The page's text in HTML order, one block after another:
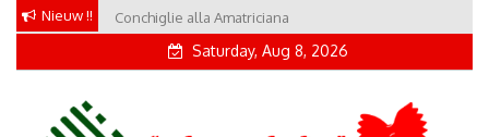
Skip
content
Nieuw !! Conchiglie alla Amatriciana
Tortellini con Proscuitto
Saturday, Aug 8, 2026